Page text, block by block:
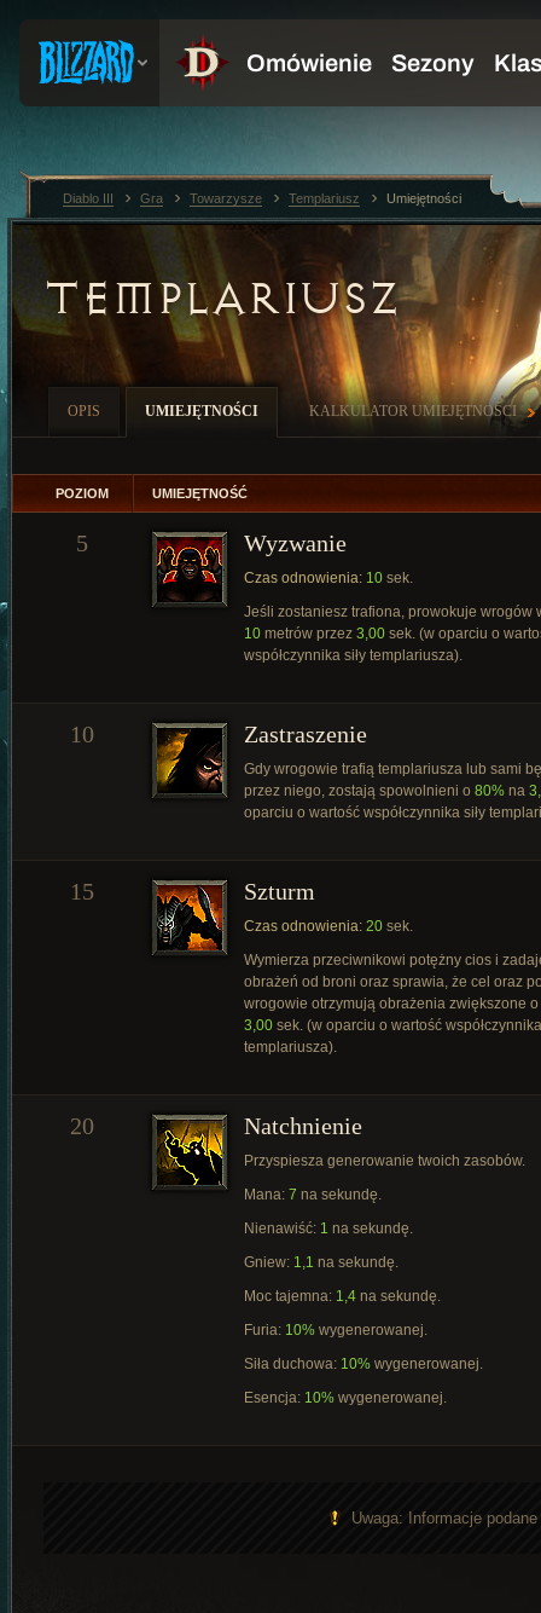
TEMPLARIUSZ
OPIS UMIEJĘTNOŚCI KALKULATOR UMIEJĘTNOŚCI
POZIOM UMIEJĘTNOŚĆ
5 Wyzwanie
Czas odnowienia: 10 sek.
Jeśli zostaniesz trafiona, prowokuje wrogów
10 metrów przez 3,00 sek. (w oparciu o
współczynnika siły templariusza).
10 Zastraszenie
Gdy wrogowie trafią templariusza lub sami
przez niego, zostają spowolnieni o 80% na
oparciu o wartość współczynnika siły
15 Szturm
Czas odnowienia: 20 sek.
Wymierza przeciwnikowi potężny cios i
obrażeń od broni oraz sprawia, że cel oraz
wrogowie otrzymują obrażenia zwiększone o
3,00 sek. (w oparciu o wartość
templariusza).
20 Natchnienie
Przyspiesza generowanie twoich zasobów.
Mana: 7 na sekundę.
Nienawiść: 1 na sekundę.
Gniew: 1,1 na sekundę.
Moc tajemna: 1,4 na sekundę.
Furia: 10% wygenerowanej.
Siła duchowa: 10% wygenerowanej.
Esencja: 10% wygenerowanej.
Uwaga: Informacje
Diablo III Gra Towarzysze Templariusz Umiejętności